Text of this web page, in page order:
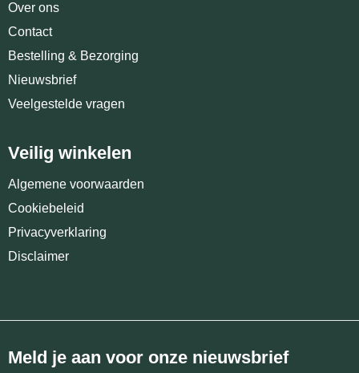
Over ons
Contact
Bestelling & Bezorging
Nieuwsbrief
Veelgestelde vragen
Veilig winkelen
Algemene voorwaarden
Cookiebeleid
Privacyverklaring
Disclaimer
Meld je aan voor onze nieuwsbrief